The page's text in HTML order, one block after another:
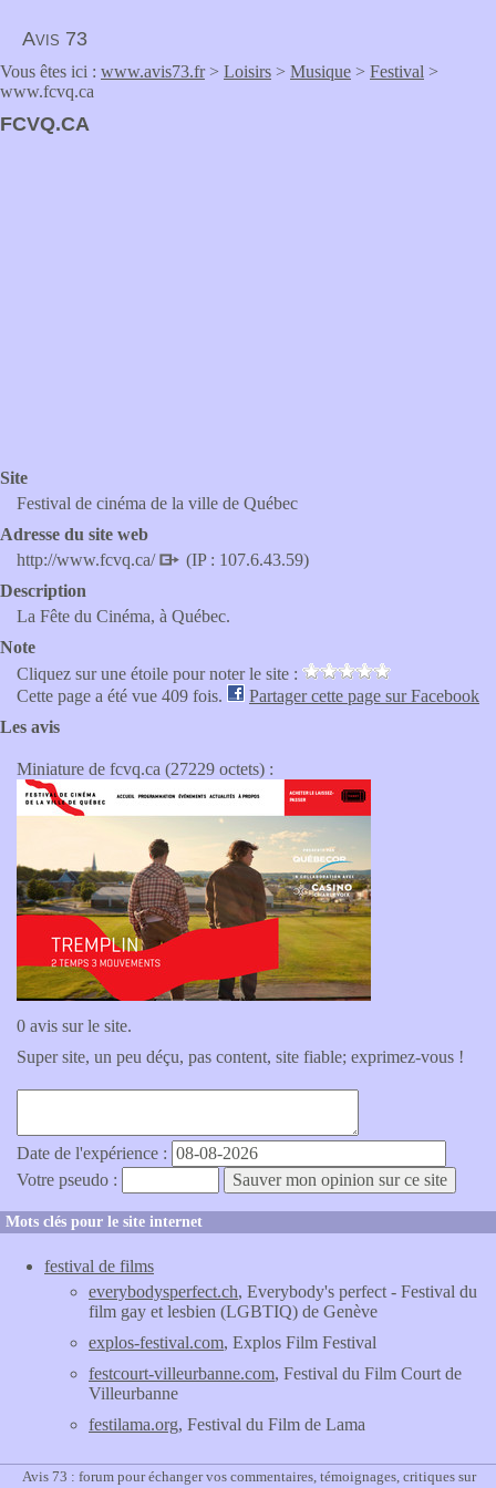
Avis 73
Vous êtes ici : www.avis73.fr> Loisirs > Musique > Festival >
www.fcvq.ca
FCVQ.CA
Site
Festival de cinéma de la ville de Québec
Adresse du site web
http://www.fcvq.ca/
(IP : 107.6.43.59)
Description
La Fête du Cinéma, à Québec.
Note
Cliquez sur une étoile pour noter le site :
Cette page a été vue 409 fois.
Partager cette page sur Facebook
Les avis
Miniature de fcvq.ca (27229 octets) :
0 avis sur le site.
Super site, un peu déçu, pas content, site fiable; exprimez-vous !
Date de l'expérience :
Votre pseudo :
Mots clés pour le site internet
festival de films
everybodysperfect.ch, Everybody's perfect - Festival du
film gay et lesbien (LGBTIQ) de Genève
explos-festival.com, Explos Film Festival
festcourt-villeurbanne.com, Festival du Film Court de
Villeurbanne
festilama.org, Festival du Film de Lama
Avis 73 : forum pour échanger vos commentaires, témoignages, critiques sur